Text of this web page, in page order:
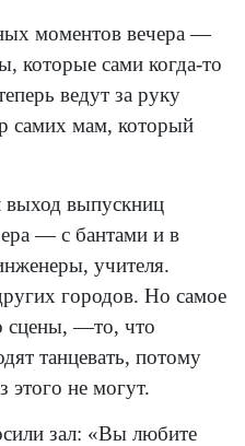
моментов вечера —
которые сами когда-то
ведут за руку
самих мам, который
выход выпускниц
— с бантами и в
учителя.
городов. Но самое
сцены, —то, что
танцевать, потому
этого не могут.
зал: «Вы любите